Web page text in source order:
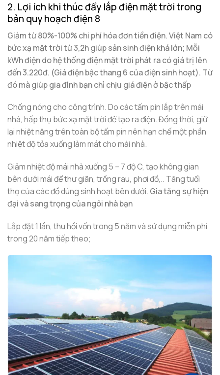
2. Lợi ích khi thúc đẩy lắp điện mặt trời trong
bản quy hoạch điện 8
Giảm từ 80%-100% chi phí hóa đơn tiền điện. Việt Nam có
bức xạ mặt trời từ 3,2h giúp sản sinh điện khá lớn; Mỗi
kWh điện do hệ thống điện mặt trời phát ra có giá trị lên
đến 3.220đ. (Giá điện bậc thang 6 của điện sinh hoạt). Từ
đó mà giúp gia đình bạn chỉ chịu giá điện ở bậc thấp
Chống nóng cho công trình. Do các tấm pin lắp trên mái
nhà, hấp thụ bức xạ mặt trời để tạo ra điện. Đồng thời, giữ
lại nhiệt năng trên toàn bộ tấm pin nên hạn chế một phần
nhiệt độ tỏa xuống làm mát cho mái nhà.
Giảm nhiệt độ mái nhà xuống 5 – 7 độ C, tạo không gian
bên dưới mái để thư giãn, trồng rau, phơi đồ,.. Tăng tuổi
thọ của các đồ dùng sinh hoạt bên dưới. Gia tăng sự hiện
đại và sang trọng của ngôi nhà bạn
Lắp đặt 1 lần, thu hồi vốn trong 5 năm và sử dụng miễn phí
trong 20 năm tiếp theo;